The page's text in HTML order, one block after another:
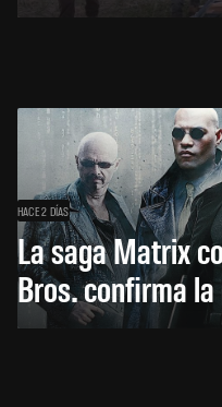
HACE 2 DÍAS
La saga Matrix
Bros. confirma